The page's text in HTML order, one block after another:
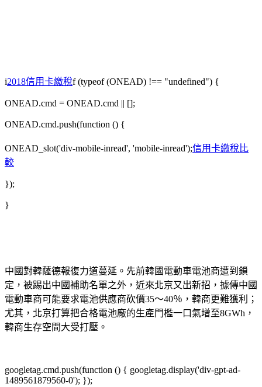
i2018信用卡繳稅f (typeof (ONEAD) !== "undefined") {
ONEAD.cmd = ONEAD.cmd || [];
ONEAD.cmd.push(function () {
ONEAD_slot('div-mobile-inread', 'mobile-inread');信用卡繳稅比
較
});
}
中國對韓薩德報復力道蔓延。先前韓國電動車電池商遭到鎖
定，被踢出中國補助名單之外，近來北京又出新招，據傳中國
電動車商可能要求電池供應商砍價35～40％，韓商更難獲利；
尤其，北京打算把合格電池廠的生產門檻一口氣增至8GWh，
韓商生存空間大受打壓。
googletag.cmd.push(function () { googletag.display('div-gpt-ad-
1489561879560-0'); });